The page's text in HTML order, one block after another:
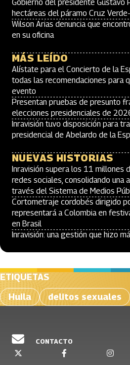
Gobierno del presidente
hectáreas del páramo Cruz
Wilson Arias denuncia que
en su oficina
MÁS LEÍDO
Alístate para el Concierto de la
todas las recomendaciones para
evento
Presentan pruebas de presunto
elecciones presidenciales de
Inravisión tuvo disposición para
presidencial de Abelardo de la
NUEVAS HISTORIAS
Inravisión supera los 11 millones
redes sociales, consolidando una
través del Sistema de Medios
Cortometraje cordobés dirigido
representará a Colombia en
en Brasil
Inravisión: una gestión que hizo
ETIQUETAS
Huila
delitos sexuales
CONTACTO